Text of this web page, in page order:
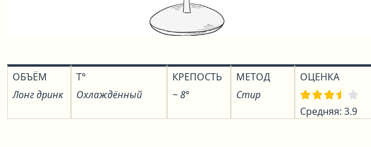
ОБЪЁМ
Лонг дринк
T°
Охлаждённый
КРЕПОСТЬ
~ 8°
МЕТОД
Стир
ОЦЕНКА
Средняя: 3.9